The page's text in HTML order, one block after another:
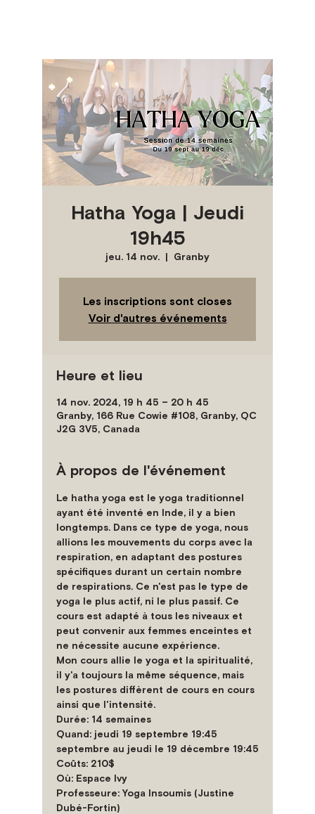
Hatha Yoga | Jeudi
19h45
jeu. 14 nov.
  |
Granby
Les inscriptions sont closes
Voir d'autres événements
Heure et lieu
14 nov. 2024, 19 h 45 – 20 h 45
Granby, 166 Rue Cowie #108, Granby, QC
J2G 3V5, Canada
À propos de l'événement
Le hatha yoga est le yoga traditionnel
ayant été inventé en Inde, il y a bien
longtemps. Dans ce type de yoga, nous
allions les mouvements du corps avec la
respiration, en adaptant des postures
spécifiques durant un certain nombre
de respirations. Ce n'est pas le type de
yoga le plus actif, ni le plus passif. Ce
cours est adapté à tous les niveaux et
peut convenir aux femmes enceintes et
ne nécessite aucune expérience.
Mon cours allie le yoga et la spiritualité,
il y'a toujours la même séquence, mais
les postures diffèrent de cours en cours
ainsi que l'intensité.
Durée: 14 semaines
Quand: jeudi 19 septembre 19:45
septembre au jeudi le 19 décembre 19:45
Coûts: 210$
Où: Espace Ivy
Professeure: Yoga Insoumis (Justine
Dubé-Fortin)